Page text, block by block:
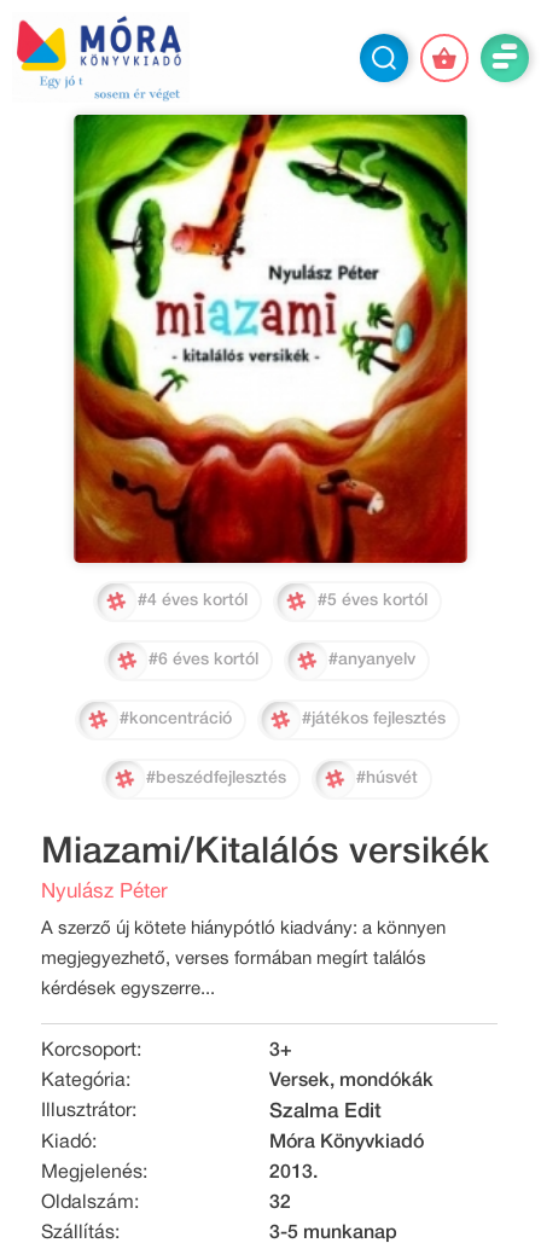
#4 éves kortól #5 éves kortól
#6 éves kortól #anyanyelv
#koncentráció #játékos fejlesztés
#beszédfejlesztés #húsvét
Miazami/Kitalálós versikék
Nyulász Péter
A szerző új kötete hiánypótló kiadvány: a könnyen
megjegyezhető, verses formában megírt találós
kérdések egyszerre...
Korcsoport:
3+
Kategória:
Versek, mondókák
Illusztrátor:
Szalma Edit
Kiadó:
Móra Könyvkiadó
Megjelenés:
2013.
Oldalszám:
32
Szállítás:
3-5 munkanap